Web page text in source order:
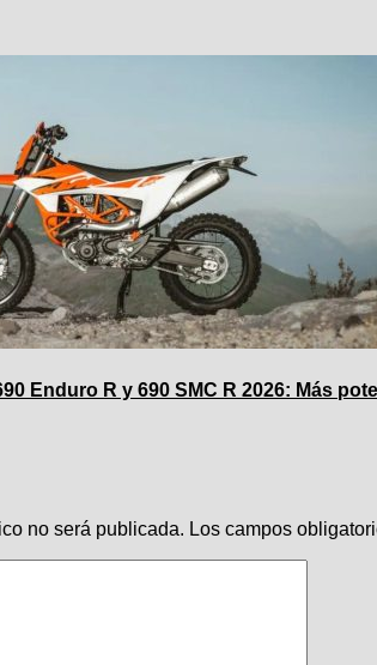
Enduro R y 690 SMC R 2026: Más
no será publicada. Los campos